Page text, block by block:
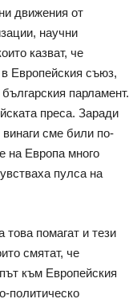
движения от
научни
казват, че
Европейския съюз,
парламент.
преса. Заради
сме били по-
на Европа много
пулса на
помагат и тези
смятат, че
към Европейския
политическо